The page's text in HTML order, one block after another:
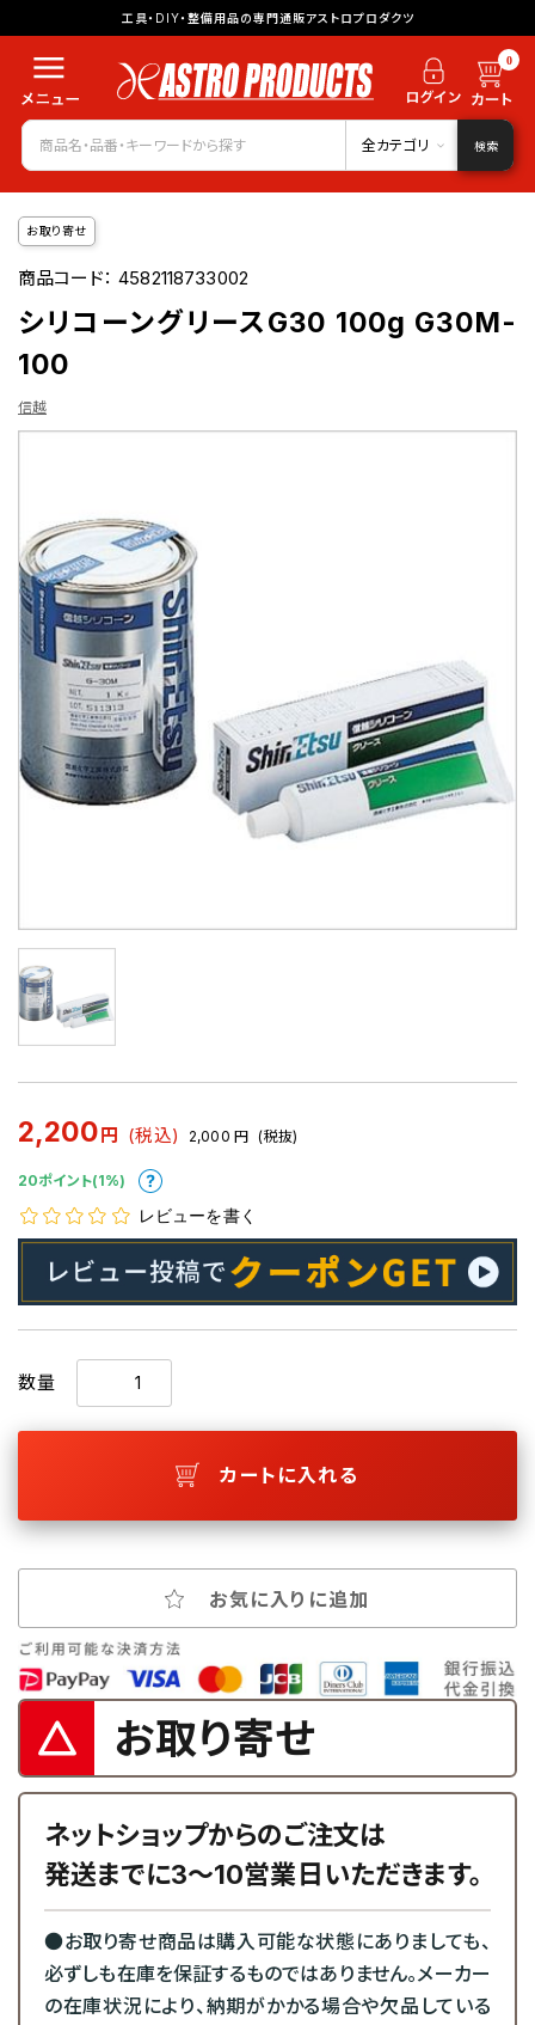
工具・DIY・整備用品の専門通販アストロプロダクツ
0
全カテゴリ 検索
お取り寄せ
商品コード：4582118733002
シリコーングリースG30 100g G30M-
100
信越
2,200 円 (税込) 2,000 円 (税抜)
20ポイント(1%)
レビューを書く
数量
カートに入れる
お気に入りに追加
お取り寄せ
ネットショップからのご注文は
発送までに3～10営業日いただきます。
●お取り寄せ商品は購入可能な状態にありましても、
必ずしも在庫を保証するものではありません。メーカー
の在庫状況により、納期がかかる場合や欠品している